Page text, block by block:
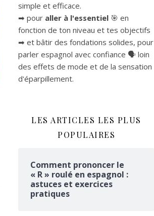
simple et efficace.
➡ pour aller à l'essentiel 🎯 en
fonction de ton niveau et tes objectifs
➡ et bâtir des fondations solides, pour
parler espagnol avec confiance 🗣 loin
des effets de mode et de la sensation
d'éparpillement.
LES ARTICLES LES PLUS
POPULAIRES
Comment prononcer le
« R » roulé en espagnol :
astuces et exercices
pratiques